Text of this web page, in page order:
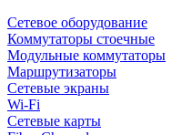
Сетевое оборудование
Коммутаторы стоечные
Модульные коммутаторы
Маршрутизаторы
Сетевые экраны
Wi-Fi
Сетевые карты